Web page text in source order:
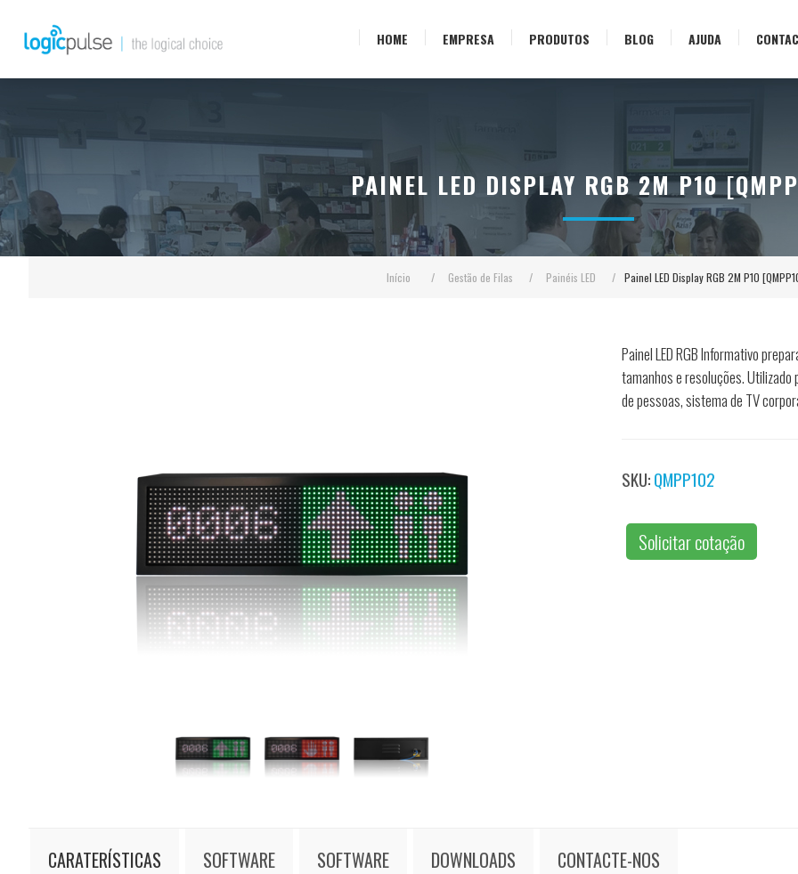
HOME EMPRESA PRODUTOS BLOG AJUDA
Início / Gestão de Filas / Painéis LED / Painel LED Display RGB 2M P10
PAINEL LED DISPLAY RGB 2M P10
Painel LED RGB Informativo
tamanhos e resoluções.
de pessoas, sistema de TV
SKU:QMPP102
Solicitar cotação
CARATERÍSTICAS SOFTWARE SOFTWARE DOWNLOADS CONTACTE-NOS